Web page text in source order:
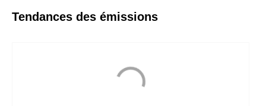
Tendances des émissions